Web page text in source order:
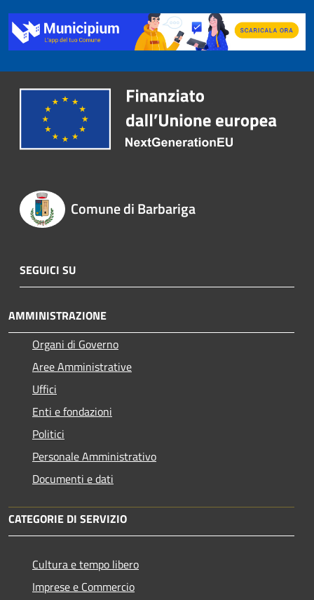
Comune di Barbariga
SEGUICI SU
AMMINISTRAZIONE
Organi di Governo
Aree Amministrative
Uffici
Enti e fondazioni
Politici
Personale Amministrativo
Documenti e dati
CATEGORIE DI SERVIZIO
Cultura e tempo libero
Imprese e Commercio